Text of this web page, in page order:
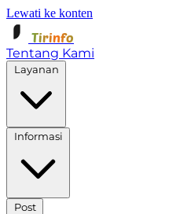
Lewati ke konten
Tirinfo
Tentang Kami
Post